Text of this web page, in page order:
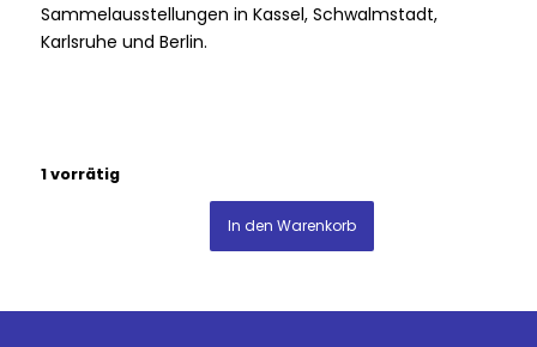
Sammelausstellungen in Kassel, Schwalmstadt,
Karlsruhe und Berlin.
1 vorrätig
In den Warenkorb